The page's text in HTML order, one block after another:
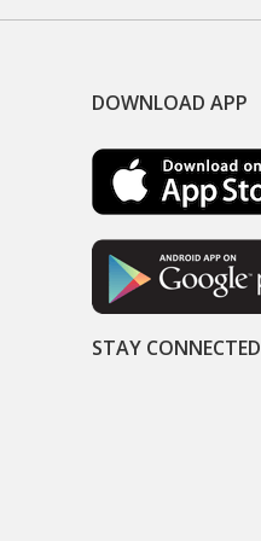
DOWNLOAD APP
STAY CONNECTED